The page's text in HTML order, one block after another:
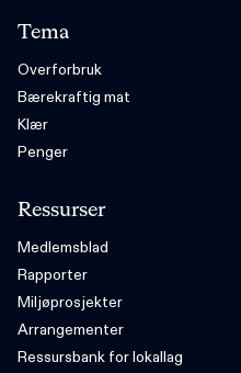
Tema
Overforbruk
Bærekraftig mat
Klær
Penger
Ressurser
Medlemsblad
Rapporter
Miljøprosjekter
Arrangementer
Ressursbank for lokallag